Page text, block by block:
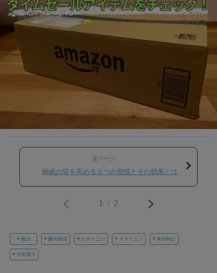
次ページ
睡眠の質を高める２つの習慣とその効果とは
1 / 2
腸活 腸内環境 セロトニン メラトニン 体内時計
半田葉子